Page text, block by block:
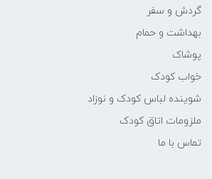
گردش و سفر
بهداشت و حمام
پوشاک
خواب کودک
شوینده لباس کودک و نوزاد
ملزومات اتاق کودک
تماس با ما